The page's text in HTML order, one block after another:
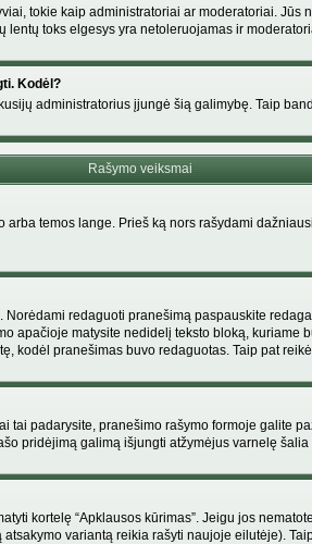
tokie kaip administratoriai ar moderatoriai.
toks elgesys yra netoleruojamas ir
Kodėl?
administratorius įjungė šią galimybę. Taip
Rašymo veiksmai
temos lange. Prieš ką nors rašydami
redaguoti pranešimą paspauskite
apačioje matysite nedidelį teksto bloką,
pranešimas buvo redaguotas. Taip pat
tai padarysite, pranešimo rašymo formoje galite
pridėjimą galimą išjungti atžymėjus varnelę
kortelę “Apklausos kūrimas”. Jeigu jos
variantą reikia rašyti naujoje eilutėje).